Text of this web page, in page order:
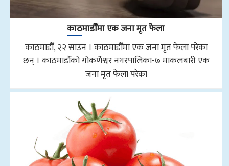
काठमाडौँमा एक जना मृत फेला
काठमाडौँ, २२ साउन । काठमाडौँमा एक जना मृत फेला परेका
छन् । काठमाडौँको गोकर्णेश्वर नगरपालिका-७ माकलबारी एक
जना मृत फेला परेका